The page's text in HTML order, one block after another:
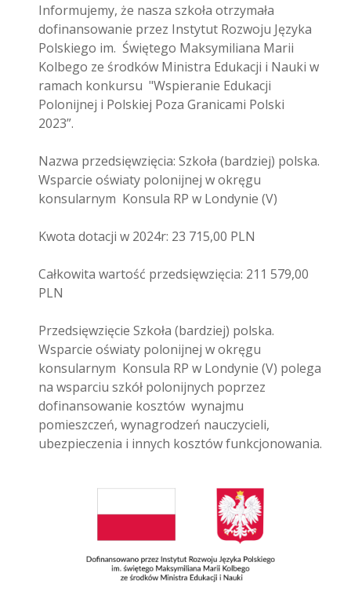
Informujemy, że nasza szkoła otrzymała
dofinansowanie przez Instytut Rozwoju Języka
Polskiego im. Świętego Maksymiliana Marii
Kolbego ze środków Ministra Edukacji i Nauki w
ramach konkursu "Wspieranie Edukacji
Polonijnej i Polskiej Poza Granicami Polski
2023”.
Nazwa przedsięwzięcia: Szkoła (bardziej) polska.
Wsparcie oświaty polonijnej w okręgu
konsularnym Konsula RP w Londynie (V)
Kwota dotacji w 2024r: 23 715,00 PLN
Całkowita wartość przedsięwzięcia: 211 579,00
PLN
Przedsięwzięcie Szkoła (bardziej) polska.
Wsparcie oświaty polonijnej w okręgu
konsularnym Konsula RP w Londynie (V) polega
na wsparciu szkół polonijnych poprzez
dofinansowanie kosztów wynajmu
pomieszczeń, wynagrodzeń nauczycieli,
ubezpieczenia i innych kosztów funkcjonowania.